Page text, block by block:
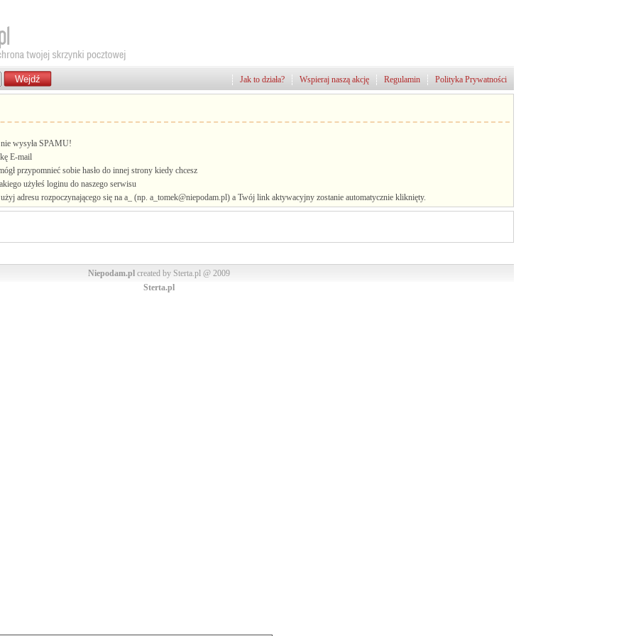
Polityka Prywatności
Regulamin
Wspieraj naszą akcję
Jak to działa?
wysyła SPAMU!
E-mail
przypomnieć sobie hasło do innej strony kiedy chcesz
użyłeś loginu do naszego serwisu
adresu rozpoczynającego się na a_ (np. a_tomek@niepodam.pl) a Twój link aktywacyjny zostanie automatycznie kliknięty.
Niepodam.pl created by Sterta.pl @ 2009
Sterta.pl